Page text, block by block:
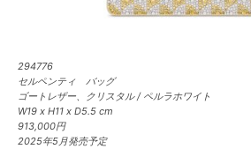
294776
セルペンティ バッグ
ゴートレザー、クリスタル / ペルラホワイト
W19 x H11 x D5.5 cm
913,000円
2025年5月発売予定